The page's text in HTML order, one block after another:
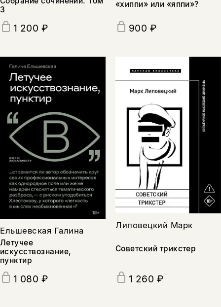
3
1 200 ₽
«хиппи» или «яппи»?
900 ₽
Ельшевская Галина
Летучее
искусствознание,
пунктир
1 080 ₽
Липовецкий Марк
Советский трикстер
1 260 ₽